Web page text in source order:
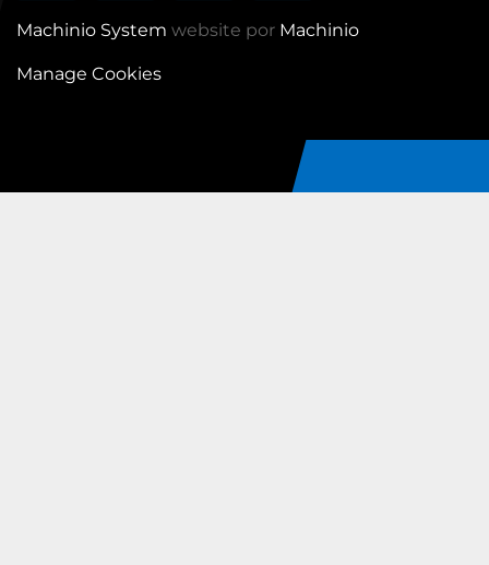
Machinio System website por Machinio
Manage Cookies